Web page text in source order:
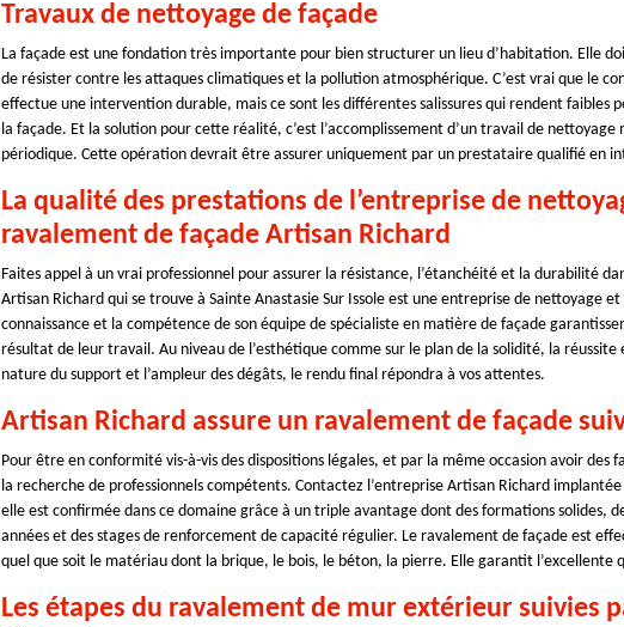
Travaux de nettoyage de façade
La façade est une fondation très importante pour bien structurer un lieu d’habitation. Elle
de résister contre les attaques climatiques et la pollution atmosphérique. C’est vrai que le
effectue une intervention durable, mais ce sont les différentes salissures qui rendent faibles
la façade. Et la solution pour cette réalité, c’est l’accomplissement d’un travail de nettoyage
périodique. Cette opération devrait être assurer uniquement par un prestataire qualifié en
La qualité des prestations de l’entreprise de
ravalement de façade Artisan Richard
Faites appel à un vrai professionnel pour assurer la résistance, l’étanchéité et la durabilité
Artisan Richard qui se trouve à Sainte Anastasie Sur Issole est une entreprise de nettoyage
connaissance et la compétence de son équipe de spécialiste en matière de façade
résultat de leur travail. Au niveau de l’esthétique comme sur le plan de la solidité, la
nature du support et l’ampleur des dégâts, le rendu final répondra à vos attentes.
Artisan Richard assure un ravalement de façade
Pour être en conformité vis-à-vis des dispositions légales, et par la même occasion avoir des
la recherche de professionnels compétents. Contactez l’entreprise Artisan Richard implantée
elle est confirmée dans ce domaine grâce à un triple avantage dont des formations solides,
années et des stages de renforcement de capacité régulier. Le ravalement de façade est
quel que soit le matériau dont la brique, le bois, le béton, la pierre. Elle garantit l’excellente
Les étapes du ravalement de mur extérieur suivies